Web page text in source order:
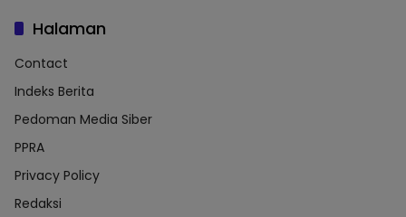
Halaman
Contact
Indeks Berita
Pedoman Media Siber
PPRA
Privacy Policy
Redaksi